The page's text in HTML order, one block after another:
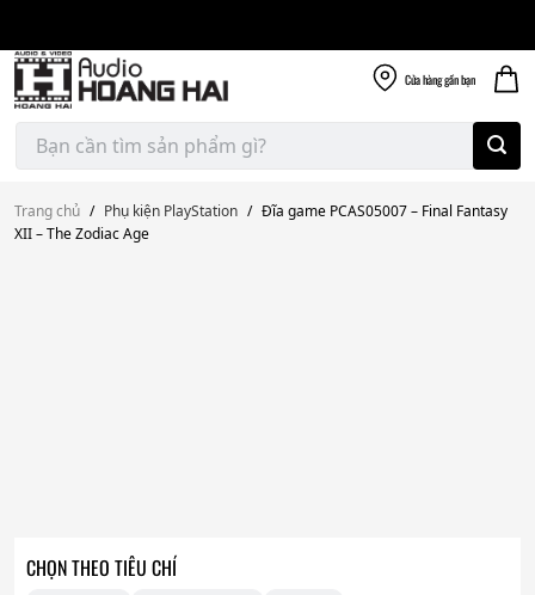
content
Cửa hànggần bạn
Tìm
kiếm:
Trang chủ / Phụ kiện PlayStation / Đĩa game PCAS05007 – Final Fantasy
XII – The Zodiac Age
CHỌN THEO TIÊU CHÍ